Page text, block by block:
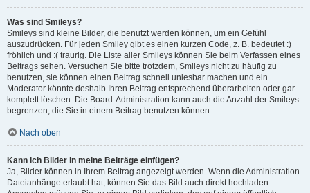
Was sind Smileys?
Smileys sind kleine Bilder, die benutzt werden können, um ein Gefühl
auszudrücken. Für jeden Smiley gibt es einen kurzen Code, z. B. bedeutet :)
fröhlich und :( traurig. Die Liste aller Smileys können Sie beim Verfassen eines
Beitrags sehen. Versuchen Sie bitte trotzdem, Smileys nicht zu häufig zu
benutzen, sie können einen Beitrag schnell unlesbar machen und ein
Moderator könnte deshalb Ihren Beitrag entsprechend überarbeiten oder gar
komplett löschen. Die Board-Administration kann auch die Anzahl der Smileys
begrenzen, die Sie in einem Beitrag benutzen können.
Nach oben
Kann ich Bilder in meine Beiträge einfügen?
Ja, Bilder können in Ihrem Beitrag angezeigt werden. Wenn die Administration
Dateianhänge erlaubt hat, können Sie das Bild auch direkt hochladen.